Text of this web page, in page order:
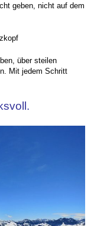
geben, nicht auf dem
über steilen
Mit jedem Schritt